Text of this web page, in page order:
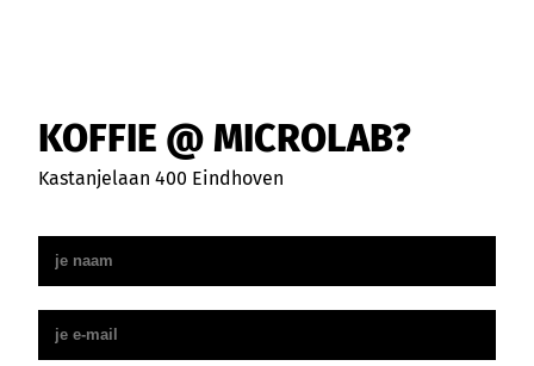
KOFFIE @ MICROLAB?
Kastanjelaan 400 Eindhoven